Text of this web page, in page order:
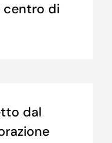
centro di
dal